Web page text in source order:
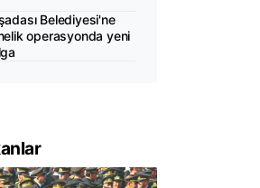
Belediyesi'ne
operasyonda yeni